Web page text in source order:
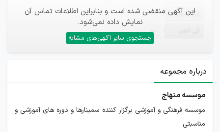
این آگهی منقضی شده است و بنابراین اطلاعات تماس آن
نمایش داده نمی‌شود.
جستجوی سایر آگهی‌های مشابه
ایمیل —
—
درباره مجموعه
موسسه منهاج
موسسه فرهنگی و آموزشی برگزار کننده سمینارها و دوره های آموزشی و
مناسبتی